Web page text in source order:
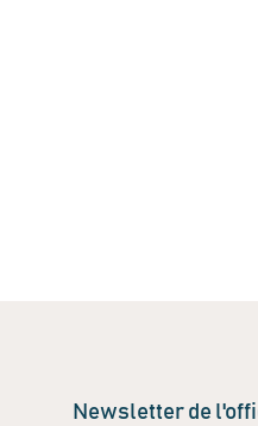
Newsletter de